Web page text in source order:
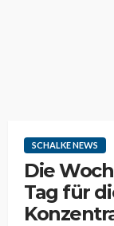
SCHALKE NEWS
Die
Tag für